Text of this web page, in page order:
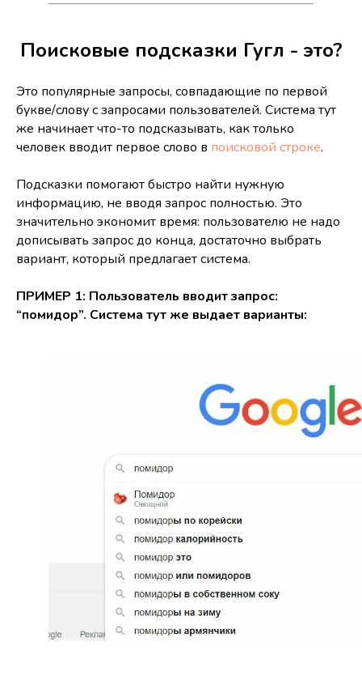
Поисковые подсказки Гугл - это?
Это популярные запросы, совпадающие по первой
букве/слову с запросами пользователей. Система тут
же начинает что-то подсказывать, как только
человек вводит первое слово в поисковой строке.
Подсказки помогают быстро найти нужную
информацию, не вводя запрос полностью. Это
значительно экономит время: пользователю не надо
дописывать запрос до конца, достаточно выбрать
вариант, который предлагает система.
ПРИМЕР 1: Пользователь вводит запрос:
“помидор”. Система тут же выдает варианты: